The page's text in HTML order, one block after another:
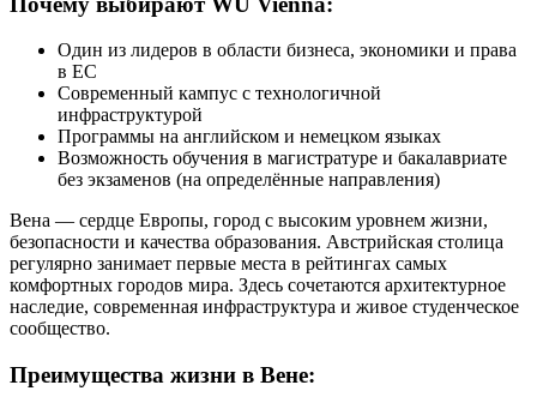
Один из лидеров в области бизнеса, экономики и права
в ЕС
Современный кампус с технологичной
инфраструктурой
Программы на английском и немецком языках
Возможность обучения в магистратуре и бакалавриате
без экзаменов (на определённые направления)
Вена — сердце Европы, город с высоким уровнем жизни,
безопасности и качества образования. Австрийская столица
регулярно занимает первые места в рейтингах самых
комфортных городов мира. Здесь сочетаются архитектурное
наследие, современная инфраструктура и живое студенческое
сообщество.
Преимущества жизни в Вене: